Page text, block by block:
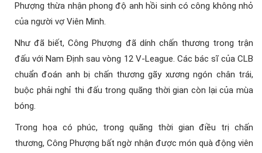
Phượng thừa nhận phong độ anh hồi sinh có công không nhỏ
của người vợ Viên Minh.
Như đã biết, Công Phượng đã dính chấn thương trong trận
đấu với Nam Định sau vòng 12 V-League. Các bác sĩ của CLB
chuẩn đoán anh bị chấn thương gãy xương ngón chân trái,
buộc phải nghỉ thi đấu trong quãng thời gian còn lại của mùa
bóng.
Trong họa có phúc, trong quãng thời gian điều trị chấn
thương, Công Phượng bất ngờ nhận được món quà động viên